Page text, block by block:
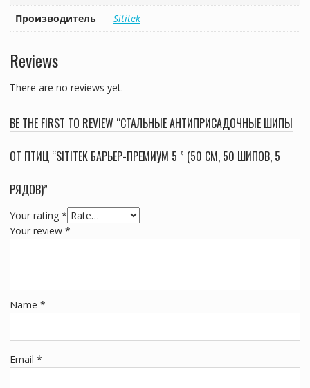
Производитель
Sititek
Reviews
There are no reviews yet.
BE THE FIRST TO REVIEW “СТАЛЬНЫЕ АНТИПРИСАДОЧНЫЕ ШИПЫ
ОТ ПТИЦ “SITITEK БАРЬЕР-ПРЕМИУМ 5 ” (50 СМ, 50 ШИПОВ, 5
РЯДОВ)”
Your rating *
Your review *
Name *
Email *